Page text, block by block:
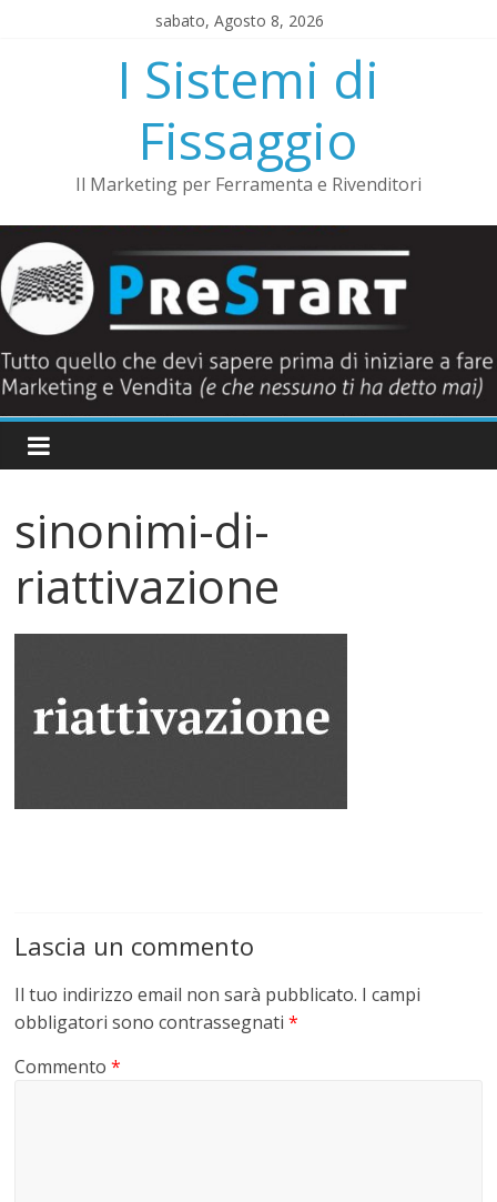
sabato, Agosto 8, 2026
I Sistemi di
Fissaggio
Il Marketing per Ferramenta e Rivenditori
sinonimi-di-
riattivazione
Lascia un commento
Il tuo indirizzo email non sarà pubblicato. I campi
obbligatori sono contrassegnati*
Commento*